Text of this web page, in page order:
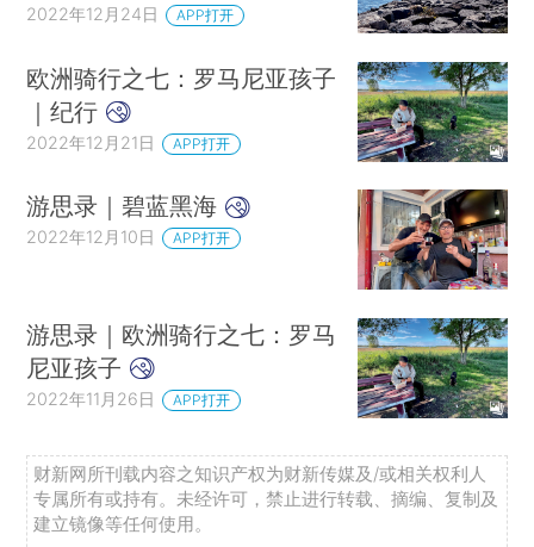
2022年12月24日 APP打开
欧洲骑行之七：罗马尼亚孩子
｜纪行
2022年12月21日 APP打开
游思录｜碧蓝黑海
2022年12月10日 APP打开
游思录｜欧洲骑行之七：罗马
尼亚孩子
2022年11月26日 APP打开
财新网所刊载内容之知识产权为财新传媒及/或相关权利人
专属所有或持有。未经许可，禁止进行转载、摘编、复制及
建立镜像等任何使用。